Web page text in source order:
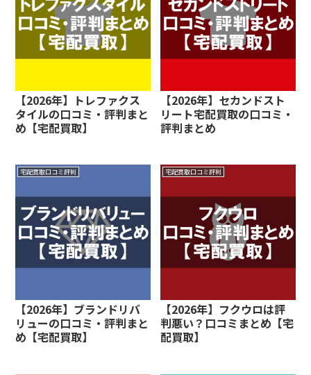
【2026年】トレファクス
タイルの口コミ・評判まと
め【宅配買取】
【2026年】セカンドスト
リート宅配買取の口コミ・
評判まとめ
宅配買取口コミ評判
【2026年】ブランドリバ
リューの口コミ・評判まと
め【宅配買取】
宅配買取口コミ評判
【2026年】フクウロは評
判悪い？口コミまとめ【宅
配買取】